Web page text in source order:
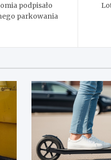
podpisało
parkowania